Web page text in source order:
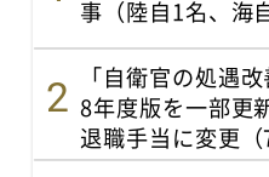
事（陸自1名、海
「自衛官の処遇
8年度版を一部
退職手当に変更（